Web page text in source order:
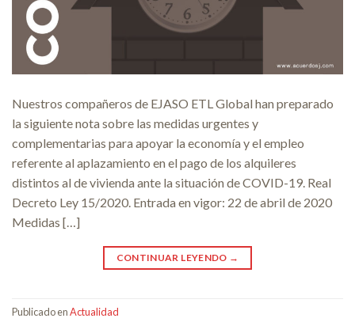
Nuestros compañeros de EJASO ETL Global han preparado
la siguiente nota sobre las medidas urgentes y
complementarias para apoyar la economía y el empleo
referente al aplazamiento en el pago de los alquileres
distintos al de vivienda ante la situación de COVID-19. Real
Decreto Ley 15/2020. Entrada en vigor: 22 de abril de 2020
Medidas […]
CONTINUAR LEYENDO →
Publicado enActualidad